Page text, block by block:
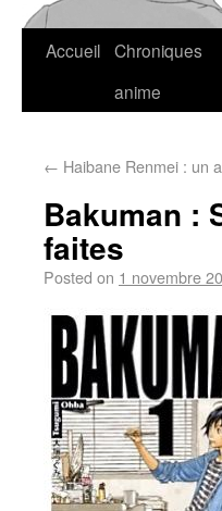
Accueil Chroniques
anime
← Haibane Renmei : un
Bakuman :
faites
Posted on 1 novembre